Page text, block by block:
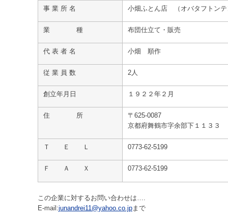
事 業 所 名 小畑ふとん店 （オバタフトンテ
業 種 布団仕立て・販売
代 表 者 名 小畑 順作
従 業 員 数 2人
創立年月日 １９２２年２月
住 所
〒625-0087
京都府舞鶴市字余部下１１３３
Ｔ Ｅ Ｌ 0773-62-5199
Ｆ Ａ Ｘ 0773-62-5199
この企業に対するお問い合わせは….
E-mail:junandrei11@yahoo.co.jpまで